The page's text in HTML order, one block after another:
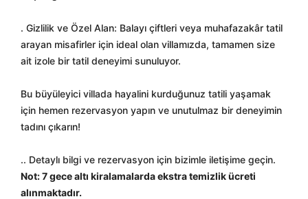
. Gizlilik ve Özel Alan: Balayı çiftleri veya muhafazakâr tatil
arayan misafirler için ideal olan villamızda, tamamen size
ait izole bir tatil deneyimi sunuluyor.
Bu büyüleyici villada hayalini kurduğunuz tatili yaşamak
için hemen rezervasyon yapın ve unutulmaz bir deneyimin
tadını çıkarın!
.. Detaylı bilgi ve rezervasyon için bizimle iletişime geçin.
Not: 7 gece altı kiralamalarda ekstra temizlik ücreti
alınmaktadır.